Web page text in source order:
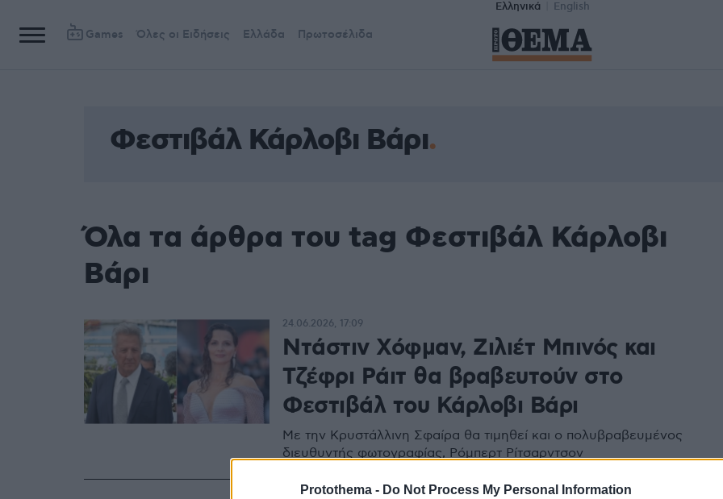
Protothema - Do Not Process My Personal Information
Ελληνικά English
Games Όλες οι Ειδήσεις Ελλάδα Πρωτοσέλιδα
Φεστιβάλ Κάρλοβι Βάρι
Όλα τα άρθρα του tag Φεστιβάλ Κάρλοβι
Βάρι
Ντάστιν Χόφμαν, Ζιλιέτ Μπινός και
Τζέφρι Ράιτ θα βραβευτούν στο
Φεστιβάλ του Κάρλοβι Βάρι
Με την Κρυστάλλινη Σφαίρα θα τιμηθεί και ο πολυβραβευμένος
διευθυντής φωτογραφίας, Ρόμπερτ Ρίτσαρντσον
24.06.2026, 17:09